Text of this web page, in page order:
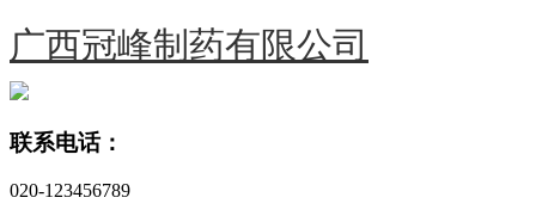
广西冠峰制药有限公司
联系电话：
020-123456789